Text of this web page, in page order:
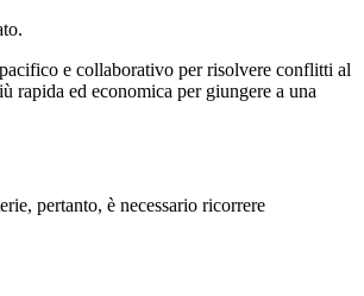
e collaborativo per risolvere conflitti al
rapida ed economica per giungere a una
pertanto, è necessario ricorrere